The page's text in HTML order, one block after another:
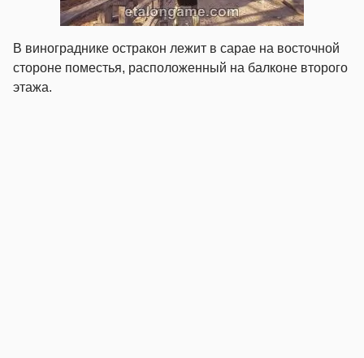
В винограднике остракон лежит в сарае на восточной
стороне поместья, расположенный на балконе второго
этажа.